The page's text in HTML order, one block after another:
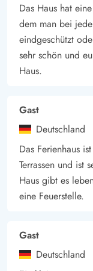
Minuten entfernt
zu erreichen.
Fahrradwege im
Lieblingsmensch
ihr auf Holmsland
Fjord inmitten von
Das Haus hat
dem man bei
eindgeschützt
sehr schön und
Haus.
Gast
Deutschland
Das Ferienhaus
Terrassen und ist
Haus gibt es
eine Feuerstelle.
Gast
Deutschland